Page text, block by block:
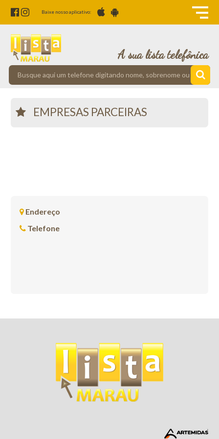
Baixe nosso aplicativo:
A sua lista telefônica
EMPRESAS PARCEIRAS
Endereço
Telefone